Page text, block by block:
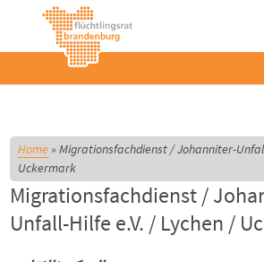
Home»Migrationsfachdienst / Johanniter-
Uckermark
Migrationsfachdienst /
Unfall-Hilfe e.V. / Lychen /